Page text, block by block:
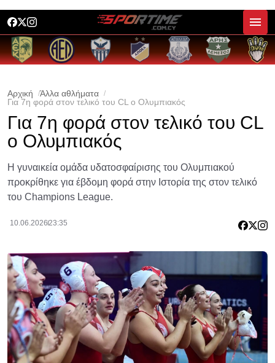
Αρχική
Άλλα αθλήματα
Για 7η φορά στον τελικό του CL ο Ολυμπιακός
Για 7η φορά στον τελικό του CL
ο Ολυμπιακός
Η γυναικεία ομάδα υδατοσφαίρισης του Ολυμπιακού
προκρίθηκε για έβδομη φορά στην Ιστορία της στον τελικό
του Champions League.
10.06.202623:35